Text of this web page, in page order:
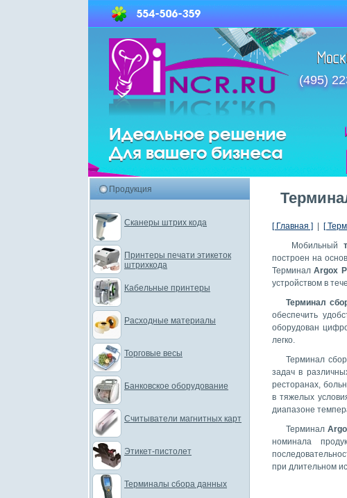
(495)
[ Главная ] [
Мобильный
построен на
ТерминалArgox
устройством в
Терминал
обеспечить
оборудован
легко.
Терминал
задач в
ресторанах,
в тяжелых
диапазоне
Терминал
номинала
при длительном
Продукция
Сканеры штрих кода
Принтеры печати этикеток
штрихкода
Кабельные принтеры
Расходные материалы
Торговые весы
Банковское оборудование
Считыватели магнитных карт
Этикет-пистолет
Терминалы сбора данных